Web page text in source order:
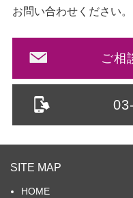
お問い合わせください。
ご相談
03-
SITE MAP
HOME